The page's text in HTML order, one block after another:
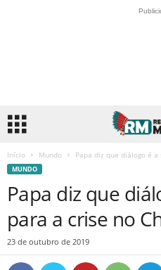
Início Mundo Papa diz que diálogo é
MUNDO
Papa diz que
para a crise no
23 de outubro de 2019